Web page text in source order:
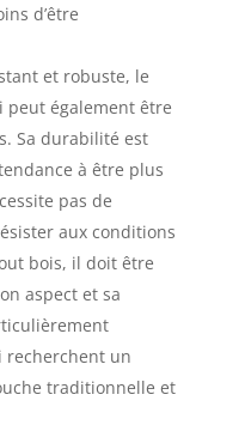
d’être
et robuste, le
peut également être
Sa durabilité est
à être plus
pas de
aux conditions
bois, il doit être
aspect et sa
recherchent un
traditionnelle et